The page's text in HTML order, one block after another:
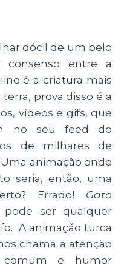
dócil de um belo
entre a
é a criatura mais
prova disso é a
vídeos e gifs, que
no seu feed do
de milhares de
animação onde
seria, então, uma
Errado! Gato
pode ser qualquer
A animação turca
chama a atenção
e humor